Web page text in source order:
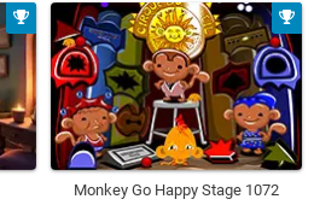
Monkey Go Happy Stage 1072